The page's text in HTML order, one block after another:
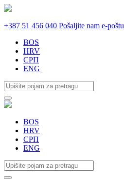
+387 51 456 040 Pošaljite nam e-poštu
BOS
HRV
СРП
ENG
BOS
HRV
СРП
ENG